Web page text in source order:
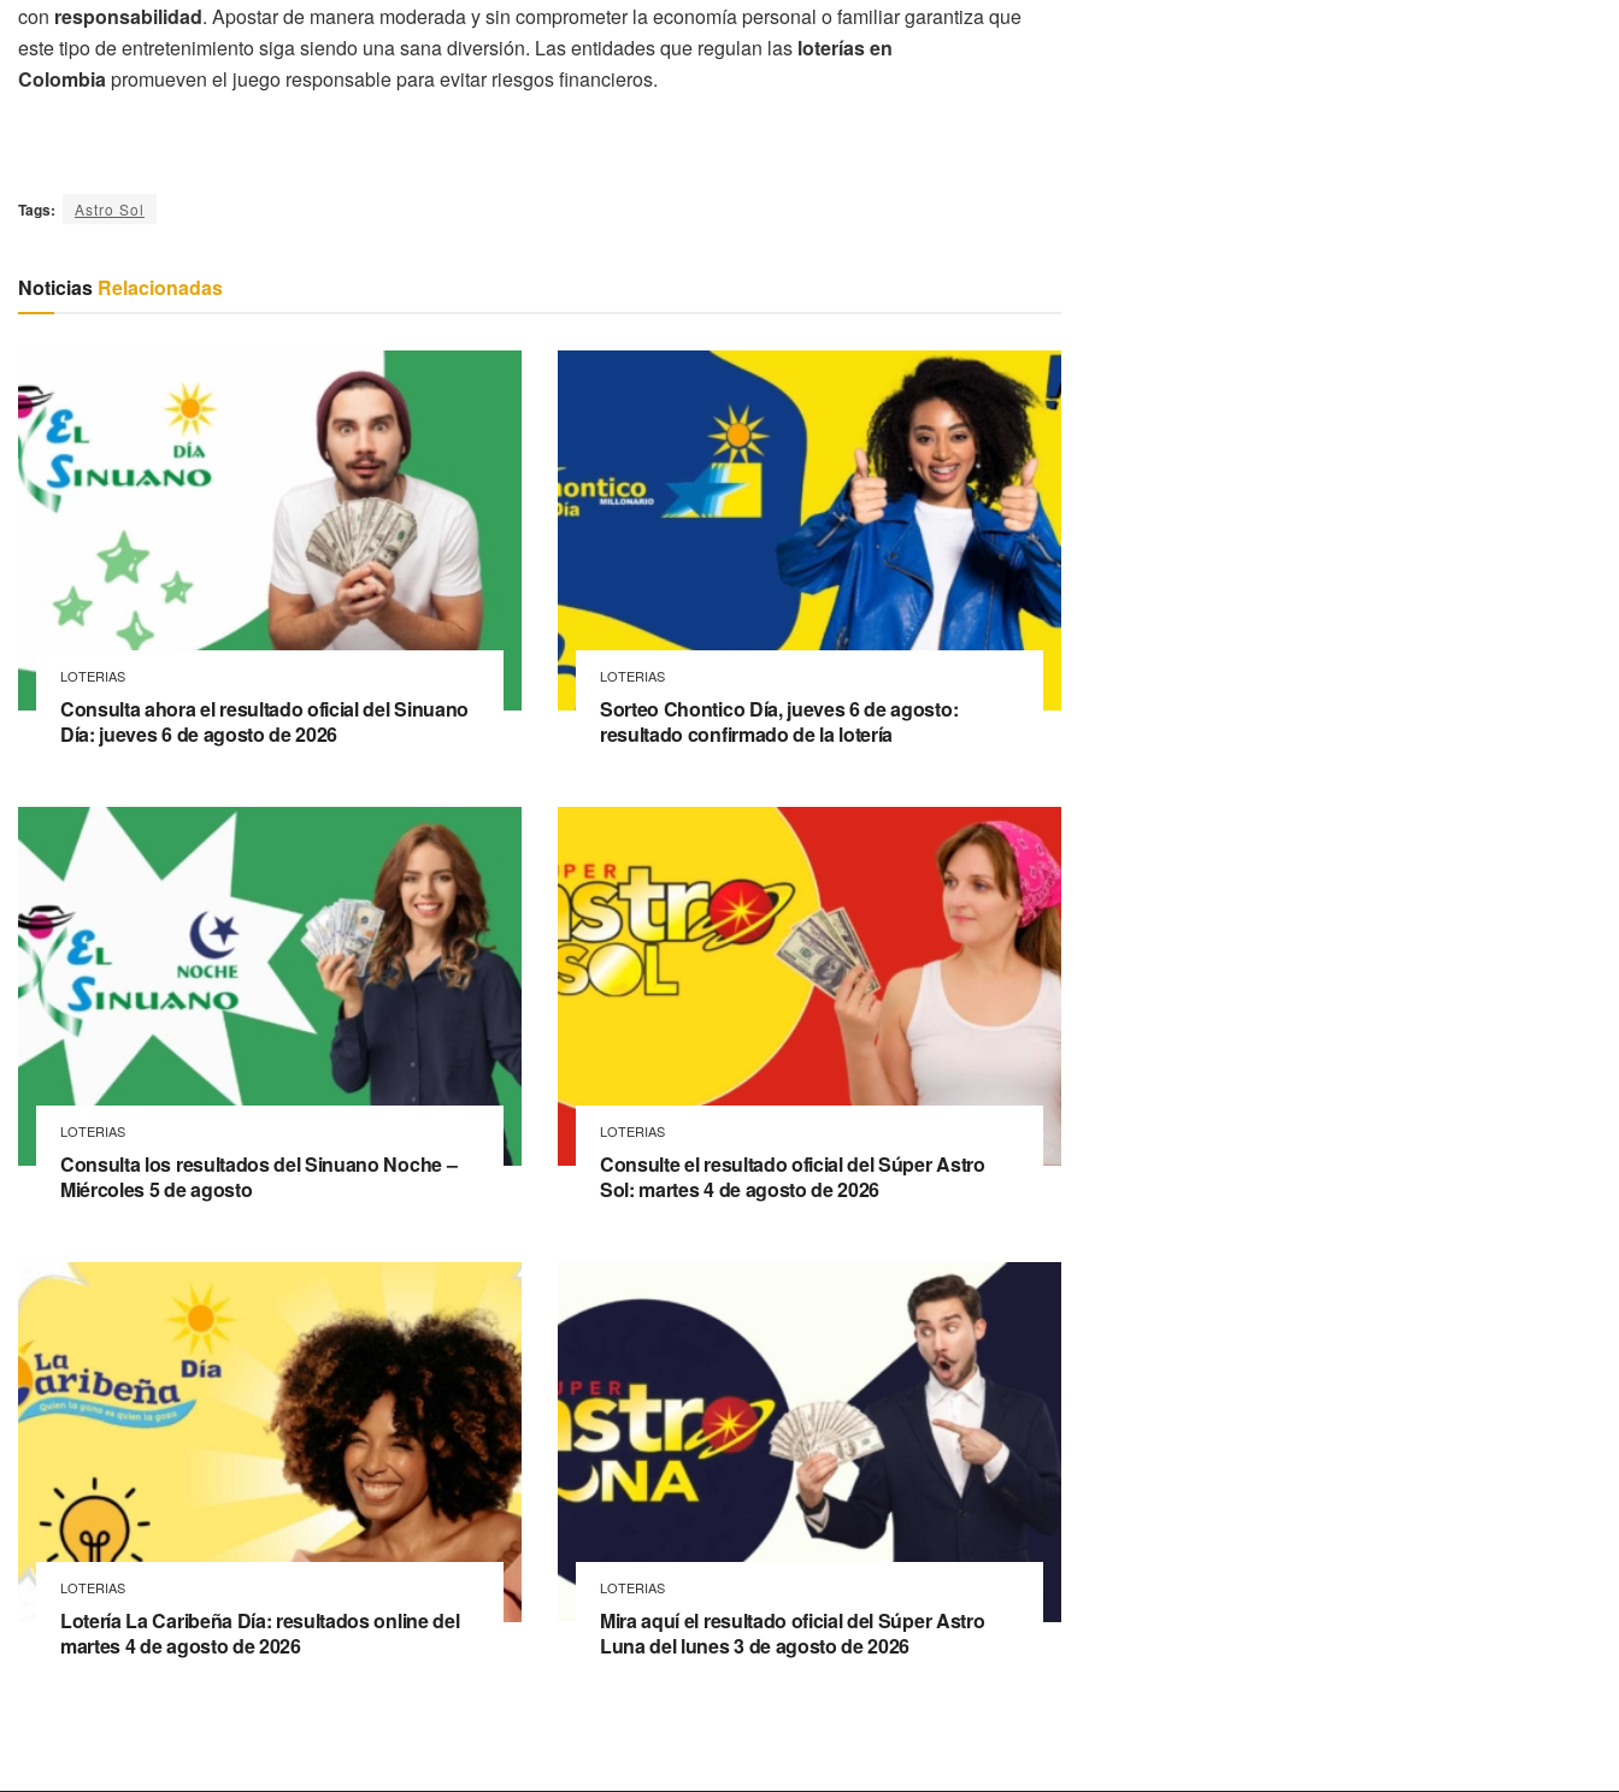
con responsabilidad. Apostar de manera moderada y sin comprometer la economía personal o familiar garantiza que
este tipo de entretenimiento siga siendo una sana diversión. Las entidades que regulan las loterías en
Colombiapromueven el juego responsable para evitar riesgos financieros.
Tags: Astro Sol
Noticias Relacionadas
LOTERIAS
Consulta ahora el resultado oficial del Sinuano
Día: jueves 6 de agosto de 2026
LOTERIAS
Sorteo Chontico Día, jueves 6 de agosto:
resultado confirmado de la lotería
LOTERIAS
Consulta los resultados del Sinuano Noche –
Miércoles 5 de agosto
LOTERIAS
Consulte el resultado oficial del Súper Astro
Sol: martes 4 de agosto de 2026
LOTERIAS
Lotería La Caribeña Día: resultados online del
martes 4 de agosto de 2026
LOTERIAS
Mira aquí el resultado oficial del Súper Astro
Luna del lunes 3 de agosto de 2026